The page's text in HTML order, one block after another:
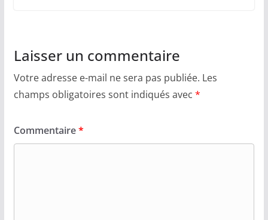
Laisser un commentaire
Votre adresse e-mail ne sera pas publiée. Les
champs obligatoires sont indiqués avec *
Commentaire*